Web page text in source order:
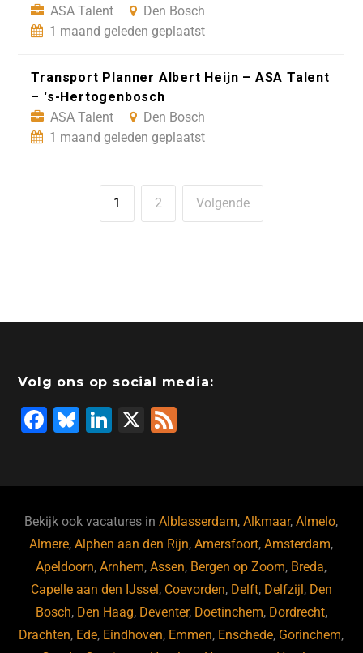
ASA Talent
Den Bosch
1 maand geleden geplaatst
Transport Planner Albert Heijn – ASA Talent
– 's-Hertogenbosch
ASA Talent
Den Bosch
1 maand geleden geplaatst
1 2 Volgende
Volg ons op social media:
F
b
o
o
k
Bl
ky
Li
dI
n
X
Bekijk ook vacatures inAlblasserdam,Alkmaar,Almelo,
Almere,Alphen aan den Rijn,Amersfoort,Amsterdam,
Apeldoorn,Arnhem,Assen, Bergen op Zoom, Breda,
Capelle aan den IJssel, Coevorden, Delft, Delfzijl, Den
Bosch, Den Haag, Deventer, Doetinchem, Dordrecht,
Drachten, Ede, Eindhoven, Emmen, Enschede, Gorinchem,